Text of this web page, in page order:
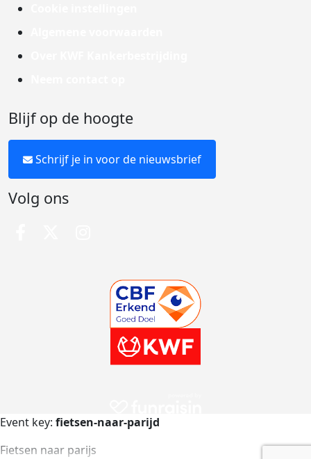
Blijf op de hoogte
Schrijf je in voor de nieuwsbrief
Volg ons
Event key: fietsen-naar-parijd
Fietsen naar parijs